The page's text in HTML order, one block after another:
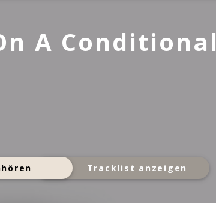
A Conditional
Tracklist anzeigen